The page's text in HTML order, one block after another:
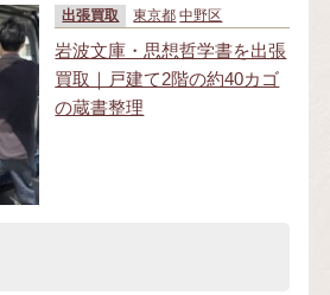
出張買取 東京都 中野区
岩波文庫・思想哲学書を出張
買取｜戸建て2階の約40カゴ
の蔵書整理